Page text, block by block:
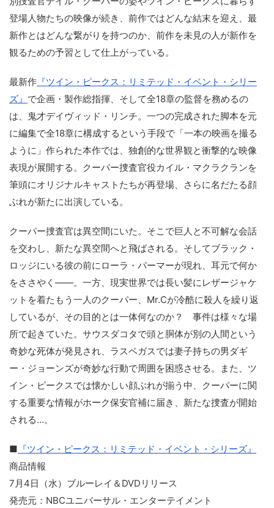
登場人物たちの映像が続き、前作ではどんな結末を迎え、最
新作とはどんな繋がりを持つのか、前作を未見の人が新作を
観るための予習として仕上がっている。
最新作 『ツイン・ピークス：リミテッド・イベント・シリー
ズ』 で企画・製作総指揮、そして全18章の監督を務めるの
は、鬼才デイヴィッド・リンチ。一つの完成された脚本を元
に編集で全18章に構成するという手段で「一本の映画を撮る
ように」作られた本作では、独創的な世界観と衝撃的な映像
表現が展開する。クーパー捜査官役カイル・マクラクランを
筆頭にオリジナルキャストたちが再登場、さらに名だたる顔
ぶれが新たに出演している。
クーパー捜査官は異空間にいた。そこで巨人と不可解な会話
を交わし、新たな異空間へと飛ばされる。そしてブラック・
ロッジにいる彼の前にローラ・パーマーが現れ、耳元で何か
をささやく――。一方、現実世界では長い髪にレザージャケ
ットを着たもう一人のクーパー、Mr.Cが冷酷に殺人を繰り返
しているが、その目的とは一体何なのか？ 事件は様々な場
所で起きていた。サウスダコタで頭と胴体が別の人間という
奇妙な死体が発見され、ラスベガスでは妻子持ちの男ダギ
ー・ジョーンズが奇妙な行動で周囲を困惑させる。また、ツ
イン・ピークスでは懐かしい顔ぶれが揃う中、クーパーに関
する重要な情報がホーク保安官補に届き、新たな捜査が開始
される…。
■ 『ツイン・ピークス：リミテッド・イベント・シリーズ』
商品情報
7月4日（水）ブルーレイ＆DVDリリース
発売元：NBCユニバーサル・エンターテイメント